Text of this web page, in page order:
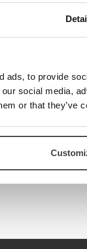
ads, to provide
social media,
or that